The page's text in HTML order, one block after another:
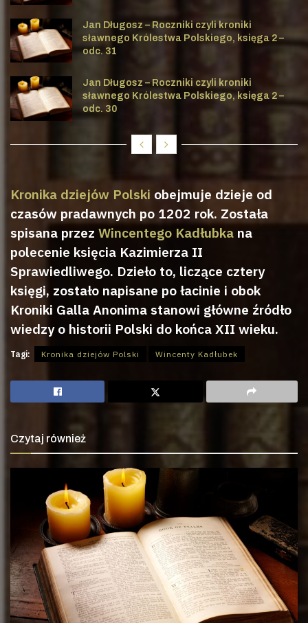
Jan Długosz – Roczniki czyli kroniki
sławnego Królestwa Polskiego, księga 2 –
odc. 31
Jan Długosz – Roczniki czyli kroniki
sławnego Królestwa Polskiego, księga 2 –
odc. 30
Kronika dziejów Polski obejmuje dzieje od
czasów pradawnych po 1202 rok. Została
spisana przez Wincentego Kadłubka na
polecenie księcia Kazimierza II
Sprawiedliwego. Dzieło to, liczące cztery
księgi, zostało napisane po łacinie i obok
Kroniki Galla Anonima stanowi główne źródło
wiedzy o historii Polski do końca XII wieku.
Tagi: Kronika dziejów Polski Wincenty Kadłubek
Czytaj również